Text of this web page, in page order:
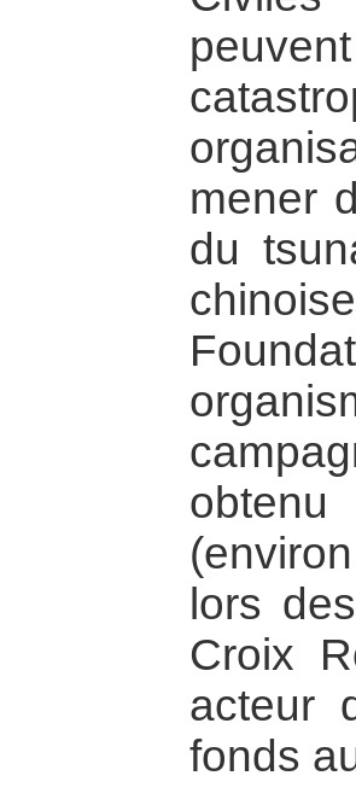
mener
du
lors
Croix
acteur
fonds